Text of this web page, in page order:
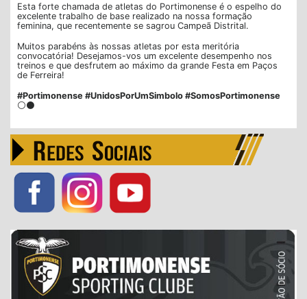
Esta forte chamada de atletas do Portimonense é o espelho do
excelente trabalho de base realizado na nossa formação
feminina, que recentemente se sagrou Campeã Distrital.
Muitos parabéns às nossas atletas por esta meritória
convocatória! Desejamos-vos um excelente desempenho nos
treinos e que desfrutem ao máximo da grande Festa em Paços
de Ferreira!
#Portimonense #UnidosPorUmSimbolo #SomosPortimonense
⚪⚫